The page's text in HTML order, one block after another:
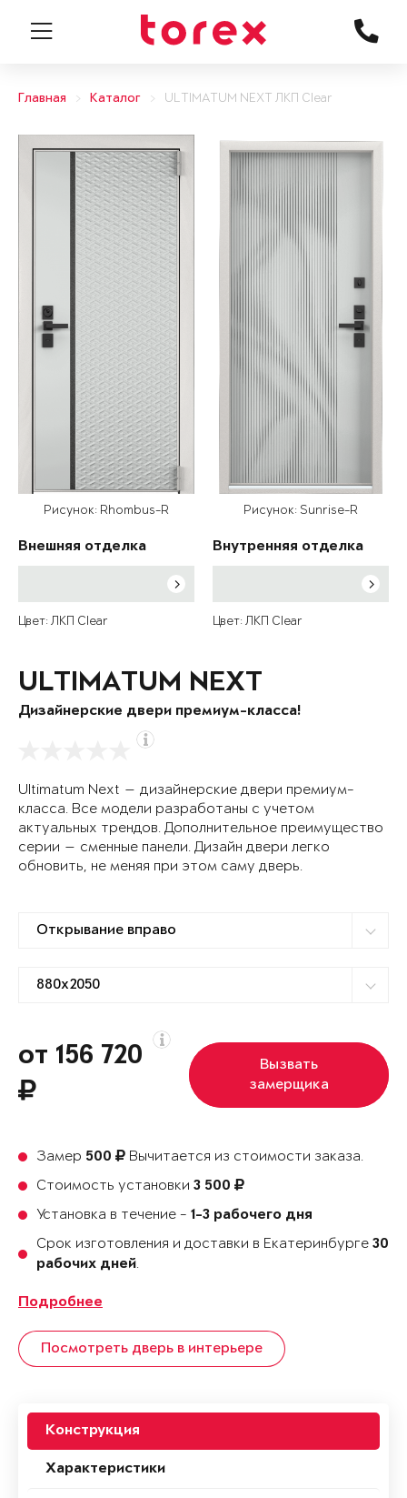
Главная Каталог ULTIMATUM NEXT ЛКП Clear
Рисунок: Rhombus-R
Внешняя отделка
Цвет: ЛКП Clear
Рисунок: Sunrise-R
Внутренняя отделка
Цвет: ЛКП Clear
ULTIMATUM NEXT
Дизайнерские двери премиум-класса!
Ultimatum Next — дизайнерские двери премиум-
класса. Все модели разработаны с учетом
актуальных трендов. Дополнительное преимущество
серии — сменные панели. Дизайн двери легко
обновить, не меняя при этом саму дверь.
от 156 720
Вызвать
замерщика
Замер 500
Вычитается из стоимости заказа.
Стоимость установки 3 500
Установка в течение - 1-3 рабочего дня
Срок изготовления и доставки в Екатеринбурге 30
рабочих дней.
Подробнее
Посмотреть дверь в интерьере
Конструкция
Характеристики